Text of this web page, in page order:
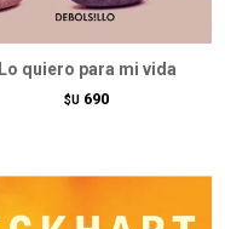
Lo quiero para mi vida
$U 690